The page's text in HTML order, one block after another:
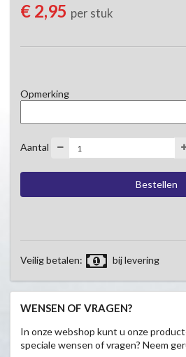
€ 2,95 per stuk
Opmerking
Aantal
Veilig betalen: bij levering
WENSEN OF VRAGEN?
In onze webshop kunt u onze
speciale wensen of vragen? Neem